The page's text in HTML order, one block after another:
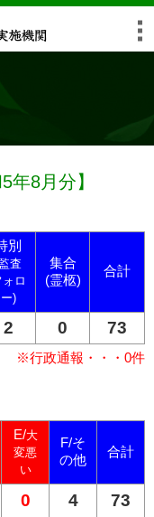
年8月分】
別
査
ォロ
ー)
集合
(霊柩)
合計
2 0 73
※行政通報・・・0件
E/大
変悪
い
F/そ
の他
合計
0 4 73